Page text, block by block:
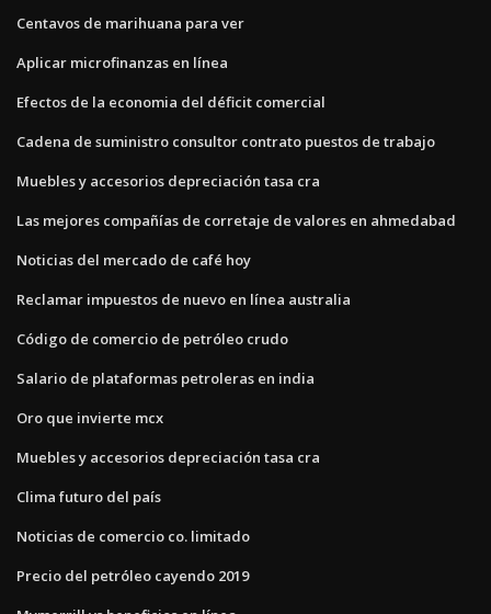
Centavos de marihuana para ver
Aplicar microfinanzas en línea
Efectos de la economia del déficit comercial
Cadena de suministro consultor contrato puestos de trabajo
Muebles y accesorios depreciación tasa cra
Las mejores compañías de corretaje de valores en ahmedabad
Noticias del mercado de café hoy
Reclamar impuestos de nuevo en línea australia
Código de comercio de petróleo crudo
Salario de plataformas petroleras en india
Oro que invierte mcx
Muebles y accesorios depreciación tasa cra
Clima futuro del país
Noticias de comercio co. limitado
Precio del petróleo cayendo 2019